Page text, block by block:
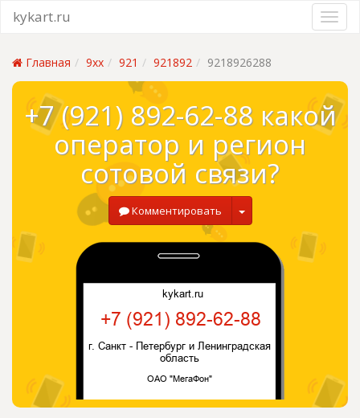
kykart.ru
Главная 9xx 921 921892 9218926288
+7 (921) 892-62-88 какой
оператор и регион
сотовой связи?
Комментировать